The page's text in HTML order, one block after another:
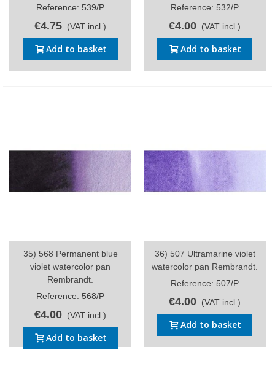
Reference: 539/P
€4.75 (VAT incl.)
Add to basket
Reference: 532/P
€4.00 (VAT incl.)
Add to basket
35) 568 Permanent blue
violet watercolor pan
Rembrandt.
Reference: 568/P
€4.00 (VAT incl.)
Add to basket
36) 507 Ultramarine violet
watercolor pan Rembrandt.
Reference: 507/P
€4.00 (VAT incl.)
Add to basket